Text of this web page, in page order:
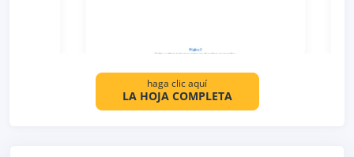
haga clic aquí
LA HOJA COMPLETA